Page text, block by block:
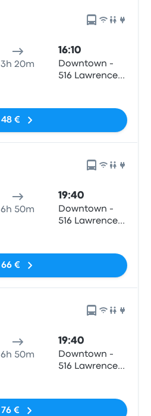
3h 20m
16:10
Downtown -
516 Lawrence
48 €
6h 50m
19:40
Downtown -
516 Lawrence
66 €
6h 50m
19:40
Downtown -
516 Lawrence
76 €